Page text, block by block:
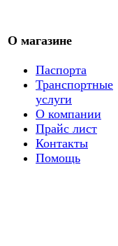
О магазине
Паспорта
Транспортные
услуги
О компании
Прайс лист
Контакты
Помощь